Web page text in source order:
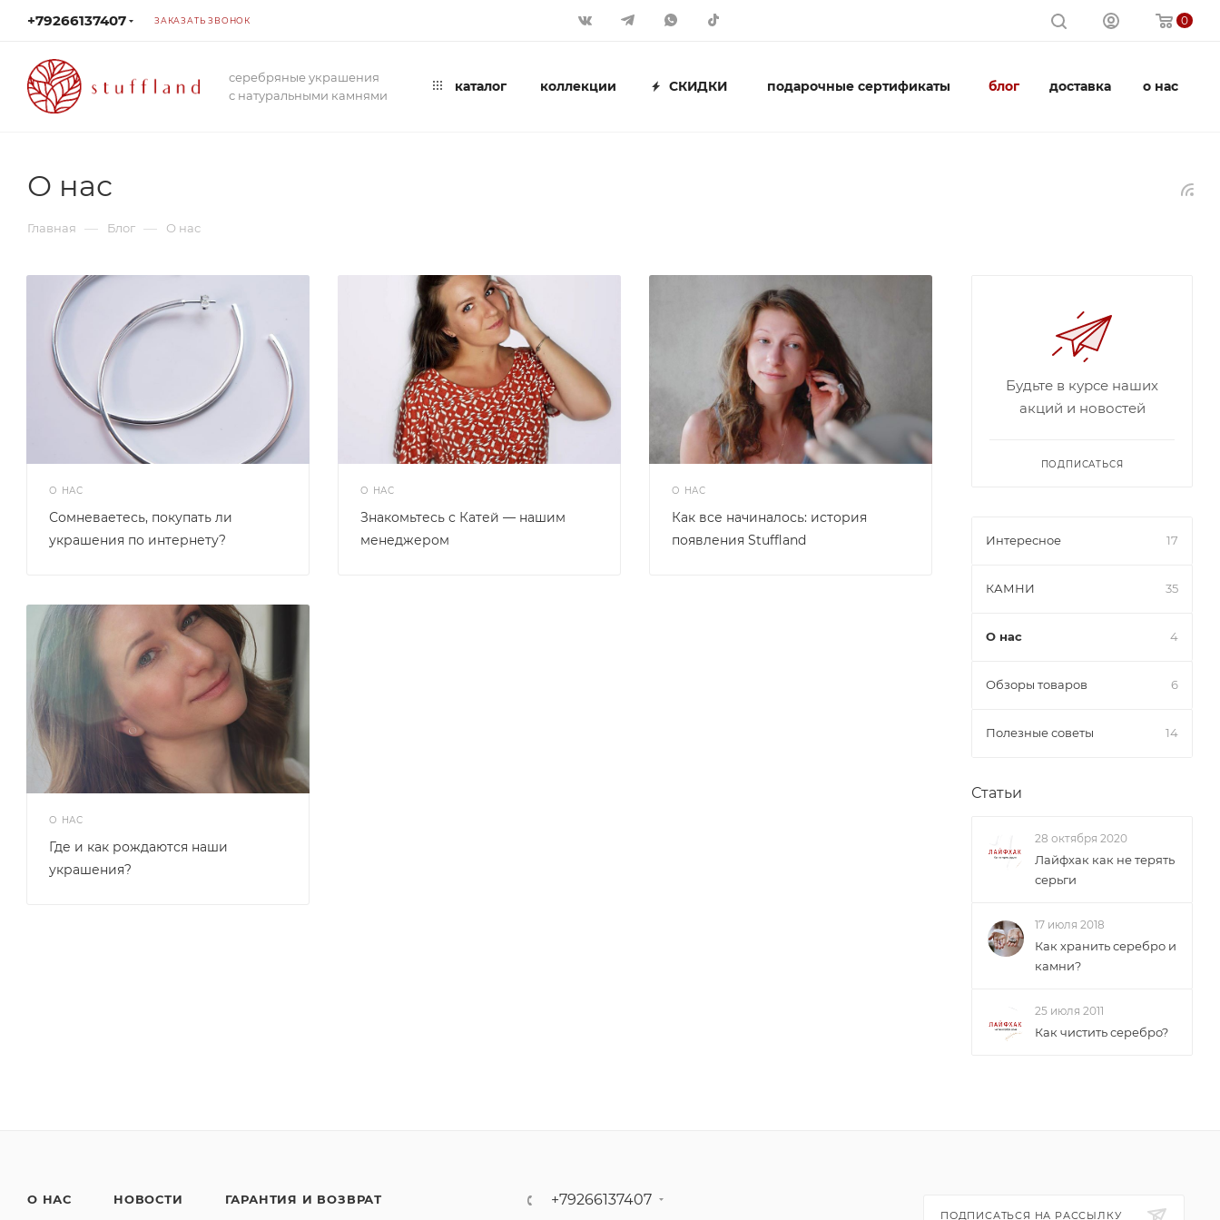
+79266137407 ЗАКАЗАТЬ ЗВОНОК 0
серебряные украшения
с натуральными камнями
каталог коллекции СКИДКИ подарочные сертификаты блог доставка о нас
О нас
Главная — Блог — О нас
О НАС
Сомневаетесь, покупать ли
украшения по интернету?
О НАС
Знакомьтесь с Катей — нашим
менеджером
О НАС
Как все начиналось: история
появления Stuffland
О НАС
Где и как рождаются наши
украшения?
Будьте в курсе наших
акций и новостей
ПОДПИСАТЬСЯ
Интересное 17
КАМНИ 35
О нас 4
Обзоры товаров 6
Полезные советы 14
Статьи
28 октября 2020
Лайфхак как не терять
серьги
17 июля 2018
Как хранить серебро и
камни?
25 июля 2011
Как чистить серебро?
О НАС НОВОСТИ ГАРАНТИЯ И ВОЗВРАТ +79266137407
ПОДПИСАТЬСЯ НА РАССЫЛКУ